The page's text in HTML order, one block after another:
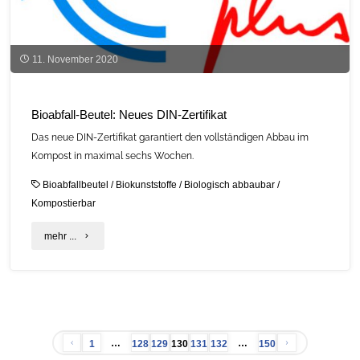
11. November 2020
Bioabfall-Beutel: Neues DIN-Zertifikat
Das neue DIN-Zertifikat garantiert den vollständigen Abbau im
Kompost in maximal sechs Wochen.
Bioabfallbeutel / Biokunststoffe / Biologisch abbaubar /
Kompostierbar
mehr ... "Bioabfall-
Zertifikat"
1 … 128 129 130 131 132 … 150